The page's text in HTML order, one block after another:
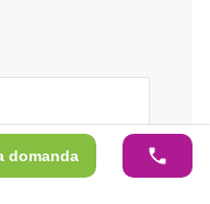
domanda